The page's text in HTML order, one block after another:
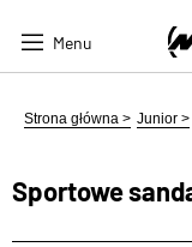
Menu
Strona główna > Junior >
Sportowe